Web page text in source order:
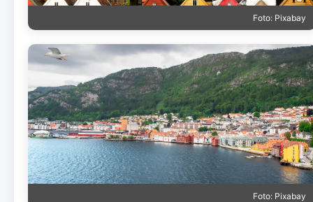
Foto: Pixabay
Foto: Pixabay